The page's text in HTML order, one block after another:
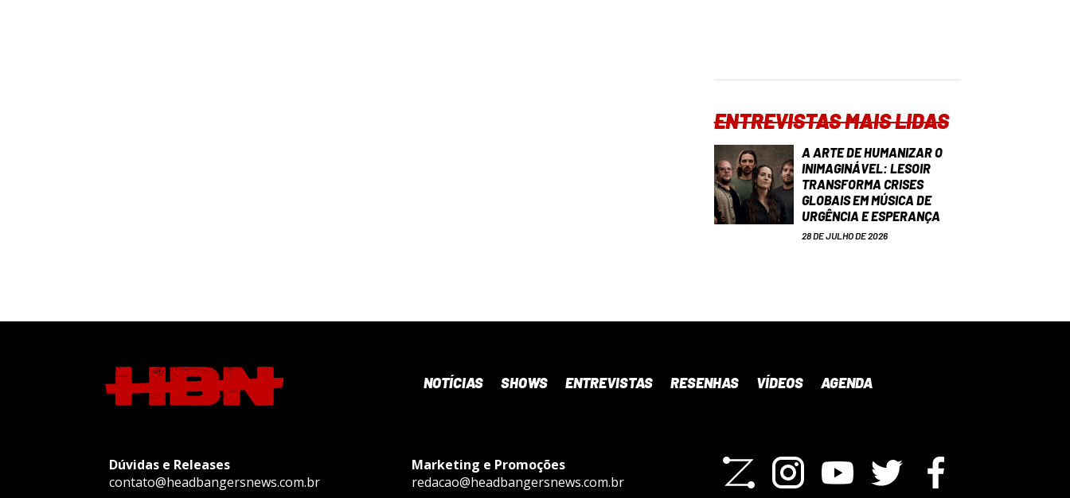
ENTREVISTAS MAIS LIDAS
A ARTE DE HUMANIZAR O
INIMAGINÁVEL: LESOIR
TRANSFORMA CRISES
GLOBAIS EM MÚSICA DE
URGÊNCIA E ESPERANÇA
28 DE JULHO DE 2026
NOTÍCIAS SHOWS ENTREVISTAS RESENHAS VÍDEOS AGENDA
Dúvidas e Releases
contato@headbangersnews.com.br
Marketing e Promoções
redacao@headbangersnews.com.br